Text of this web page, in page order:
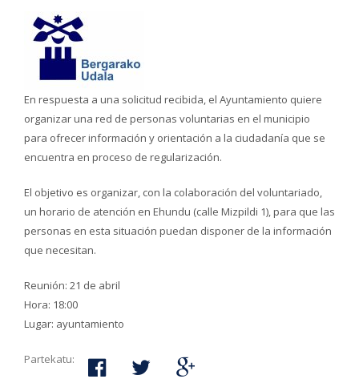
En respuesta a una solicitud recibida, el Ayuntamiento quiere
organizar una red de personas voluntarias en el municipio
para ofrecer información y orientación a la ciudadanía que se
encuentra en proceso de regularización.
El objetivo es organizar, con la colaboración del voluntariado,
un horario de atención en Ehundu (calle Mizpildi 1), para que las
personas en esta situación puedan disponer de la información
que necesitan.
Reunión: 21 de abril
Hora: 18:00
Lugar: ayuntamiento
Partekatu: